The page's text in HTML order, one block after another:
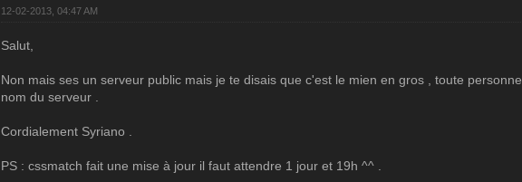
12-02-2013, 04:47 AM
Salut,
Non mais ses un serveur public mais je te disais que c'est le mien en gros , toute
nom du serveur .
Cordialement Syriano .
PS : cssmatch fait une mise à jour il faut attendre 1 jour et 19h ^^ .